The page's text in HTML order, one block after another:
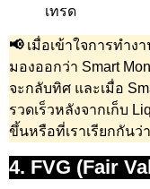
เทรด
📢 เมื่อเข้าใจการทำง
มองออกว่า Smart
จะกลับทิศ และเมื่อ
รวดเร็วหลังจากเก็บ
ขึ้นหรือที่เราเรียกกันว่า
4. FVG (Fair